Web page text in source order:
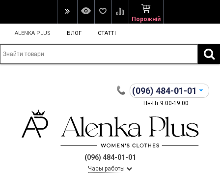
Порожній
ALENKA PLUS БЛОГ СТАТТІ
(096) 484-01-01
Пн-Пт 9:00-19:00
(096) 484-01-01
Часы работы